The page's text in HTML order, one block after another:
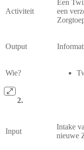
Activiteit
Een
een
Output
Wie?
Input
Intake
nieuwe